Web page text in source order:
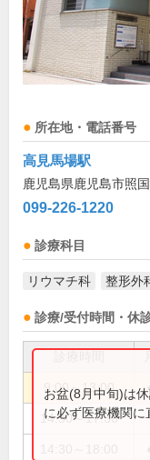
所在地・電話番号
高見馬場駅
鹿児島県鹿児島市照
099-226-1220
診療科目
リウマチ科 整形外
診療/受付時間・休
9:00～13:00
14:30～17:30
お盆(8月中旬)は
に必ず医療機関に